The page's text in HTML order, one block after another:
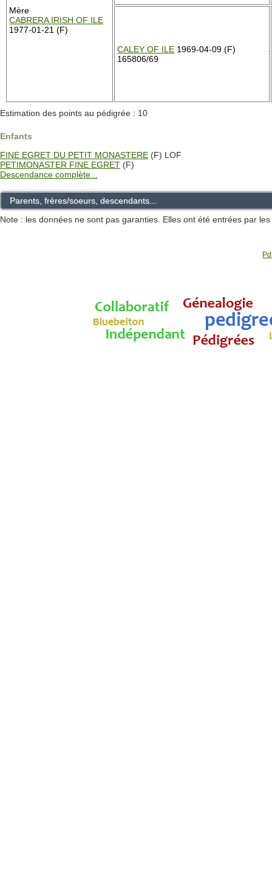
Mère
CABRERA IRISH OF ILE
1977-01-21 (F)
CALEY OF ILE 1969-04-09 (F)
165806/69
Estimation des points au pédigrée : 10
Enfants
FINE EGRET DU PETIT MONASTERE (F) LOF
PETIMONASTER FINE EGRET (F)
Descendance complète...
Parents, frères/soeurs, descendants...
Note : les données ne sont pas garanties. Elles ont été entrées par